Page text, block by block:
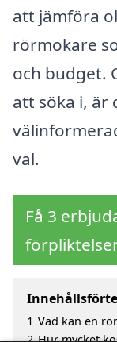
att jämföra
rörmokare
och budget.
att söka i, är
val.
Få 3
1 Vad kan en